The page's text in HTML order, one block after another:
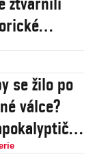
v
se žilo po
válce?
a jejich